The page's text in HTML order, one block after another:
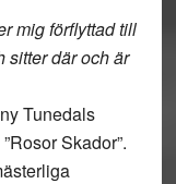
mig förflyttad till
sitter där och är
Tunedals
Skador”.